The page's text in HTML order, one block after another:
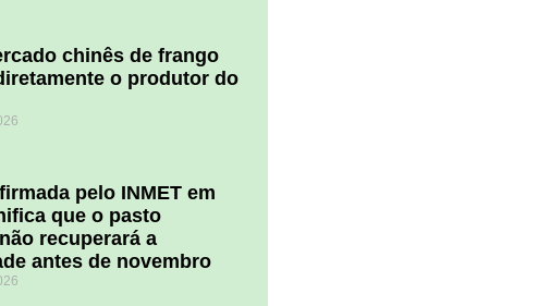
chinês de frango
o produtor do
pelo INMET em
que o pasto
recuperará a
antes de novembro